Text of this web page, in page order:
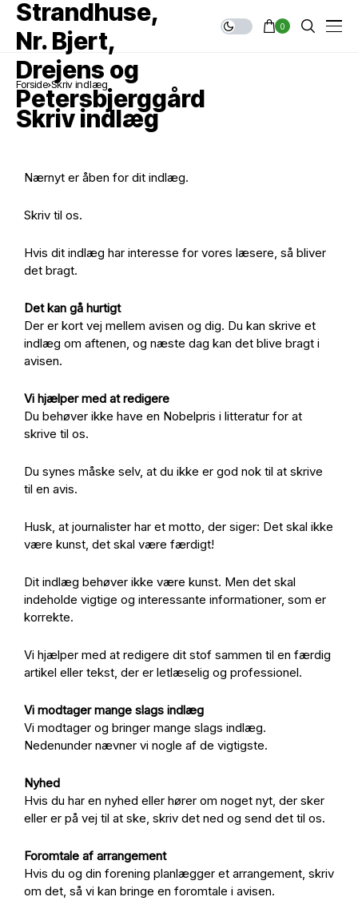
0
Forside Skriv indlæg
Skriv indlæg
Nærnyt er åben for dit indlæg.
Skriv til os.
Hvis dit indlæg har interesse for vores læsere, så bliver
det bragt.
Det kan gå hurtigt
Der er kort vej mellem avisen og dig. Du kan skrive et
indlæg om aftenen, og næste dag kan det blive bragt i
avisen.
Vi hjælper med at redigere
Du behøver ikke have en Nobelpris i litteratur for at
skrive til os.
Du synes måske selv, at du ikke er god nok til at skrive
til en avis.
Husk, at journalister har et motto, der siger: Det skal ikke
være kunst, det skal være færdigt!
Dit indlæg behøver ikke være kunst. Men det skal
indeholde vigtige og interessante informationer, som er
korrekte.
Vi hjælper med at redigere dit stof sammen til en færdig
artikel eller tekst, der er letlæselig og professionel.
Vi modtager mange slags indlæg
Vi modtager og bringer mange slags indlæg.
Nedenunder nævner vi nogle af de vigtigste.
Nyhed
Hvis du har en nyhed eller hører om noget nyt, der sker
eller er på vej til at ske, skriv det ned og send det til os.
Foromtale af arrangement
Hvis du og din forening planlægger et arrangement, skriv
om det, så vi kan bringe en foromtale i avisen.